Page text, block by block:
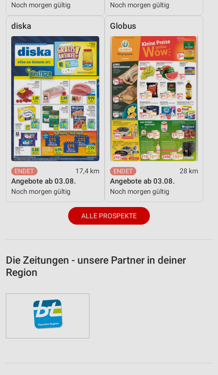
Noch morgen gültig Noch morgen gültig
diska
17,4 km
Angebote ab 03.08.
Noch morgen gültig
Globus
28 km
Angebote ab 03.08.
Noch morgen gültig
ALLE PROSPEKTE
Die Zeitungen - unsere Partner in deiner
Region